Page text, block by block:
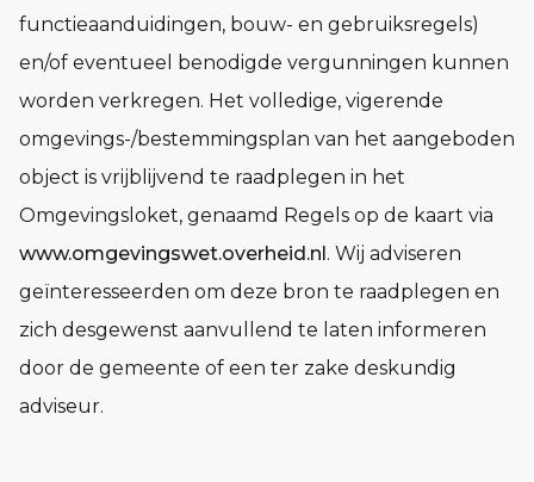
functieaanduidingen, bouw- en gebruiksregels)
en/of eventueel benodigde vergunningen kunnen
worden verkregen. Het volledige, vigerende
omgevings-/bestemmingsplan van het aangeboden
object is vrijblijvend te raadplegen in het
Omgevingsloket, genaamd Regels op de kaart via
www.omgevingswet.overheid.nl . Wij adviseren
geïnteresseerden om deze bron te raadplegen en
zich desgewenst aanvullend te laten informeren
door de gemeente of een ter zake deskundig
adviseur.